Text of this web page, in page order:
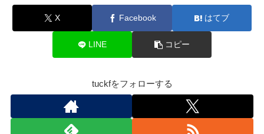
X Facebook はてブ
LINE コピー
tuckfをフォローする